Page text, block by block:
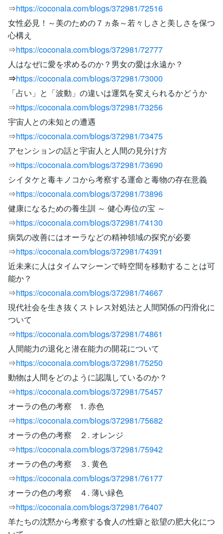
⇒https://coconala.com/blogs/372981/72516
女性必見！～美のための７ヵ条～若々しさと美しさを保つ
心構え
⇒https://coconala.com/blogs/372981/72777
人はなぜに愛を求めるのか？男女の愛は永遠か？
⇒https://coconala.com/blogs/372981/73000
「占い」と「波動」の違いは運気を変えられるかどうか
⇒https://coconala.com/blogs/372981/73256
宇宙人との未知との遭遇
⇒https://coconala.com/blogs/372981/73475
アセンションの話と宇宙人と人間の見分け方
⇒https://coconala.com/blogs/372981/73690
シイタケと毒キノコから考察する運命と毒物の存在意義
⇒https://coconala.com/blogs/372981/73896
健康になるための養生訓 ～ 健心寿位の宝 ～
⇒https://coconala.com/blogs/372981/74130
病気の改善にはオーラなどの精神領域の探究が必要
⇒https://coconala.com/blogs/372981/74391
近未来に人はタイムマシーンで時空間を移動することは可
能か？
⇒https://coconala.com/blogs/372981/74667
現代社会を生き抜くストレス対処法と人間関係の円滑化に
ついて
⇒https://coconala.com/blogs/372981/74861
人間能力の退化と潜在能力の開花について
⇒https://coconala.com/blogs/372981/75250
動物は人間をどのように認識しているのか？
⇒https://coconala.com/blogs/372981/75457
オーラの色の考察 1. 赤色
⇒https://coconala.com/blogs/372981/75682
オーラの色の考察 ２. オレンジ
⇒https://coconala.com/blogs/372981/75942
オーラの色の考察 ３. 黄色
⇒https://coconala.com/blogs/372981/76177
オーラの色の考察 ４. 薄い緑色
⇒https://coconala.com/blogs/372981/76407
羊たちの沈黙から考察する食人の性癖と欲望の肥大化につ